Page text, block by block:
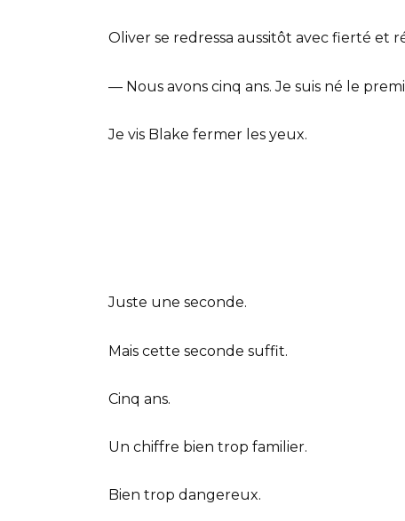
Oliver se redressa aussitôt avec fierté et
— Nous avons cinq ans. Je suis né le
Je vis Blake fermer les yeux.
Juste une seconde.
Mais cette seconde suffit.
Cinq ans.
Un chiffre bien trop familier.
Bien trop dangereux.